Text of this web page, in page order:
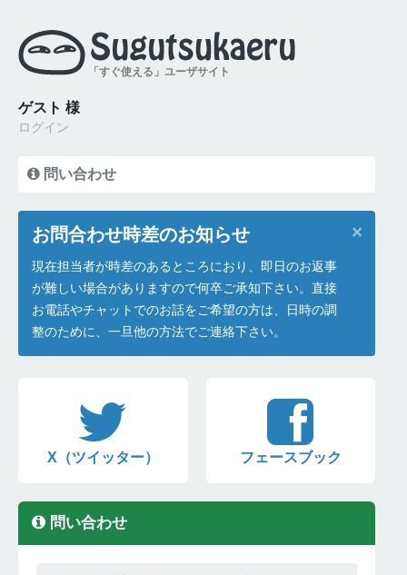
「すぐ使える」ユーザサイト
ゲスト 様
ログイン
問い合わせ
×
お問合わせ時差のお知らせ
現在担当者が時差のあるところにおり、即日のお返事
が難しい場合がありますので何卒ご承知下さい。直接
お電話やチャットでのお話をご希望の方は、日時の調
整のために、一旦他の方法でご連絡下さい。
X（ツイッター） フェースブック
問い合わせ